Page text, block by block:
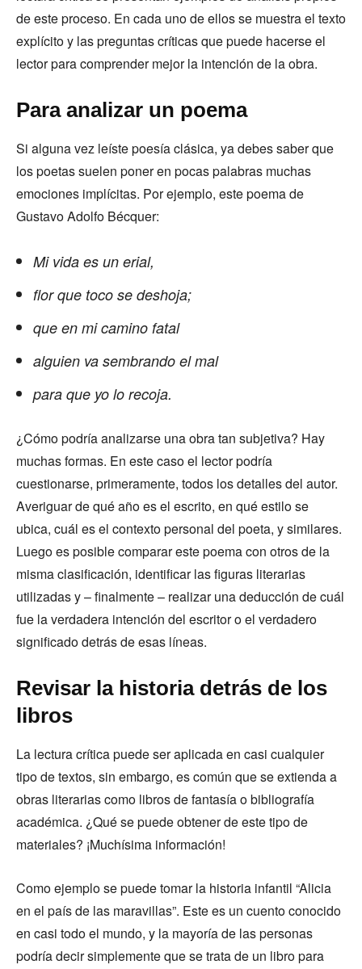
de este proceso. En cada uno de ellos se muestra el texto
explícito y las preguntas críticas que puede hacerse el
lector para comprender mejor la intención de la obra.
Para analizar un poema
Si alguna vez leíste poesía clásica, ya debes saber que
los poetas suelen poner en pocas palabras muchas
emociones implícitas. Por ejemplo, este poema de
Gustavo Adolfo Bécquer:
Mi vida es un erial,
flor que toco se deshoja;
que en mi camino fatal
alguien va sembrando el mal
para que yo lo recoja.
¿Cómo podría analizarse una obra tan subjetiva? Hay
muchas formas. En este caso el lector podría
cuestionarse, primeramente, todos los detalles del autor.
Averiguar de qué año es el escrito, en qué estilo se
ubica, cuál es el contexto personal del poeta, y similares.
Luego es posible comparar este poema con otros de la
misma clasificación, identificar las figuras literarias
utilizadas y – finalmente – realizar una deducción de cuál
fue la verdadera intención del escritor o el verdadero
significado detrás de esas líneas.
Revisar la historia detrás de los
libros
La lectura crítica puede ser aplicada en casi cualquier
tipo de textos, sin embargo, es común que se extienda a
obras literarias como libros de fantasía o bibliografía
académica. ¿Qué se puede obtener de este tipo de
materiales? ¡Muchísima información!
Como ejemplo se puede tomar la historia infantil “Alicia
en el país de las maravillas”. Este es un cuento conocido
en casi todo el mundo, y la mayoría de las personas
podría decir simplemente que se trata de un libro para